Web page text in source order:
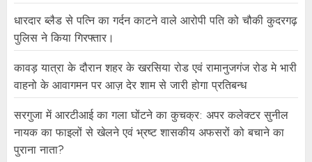
धारदार ब्लैड से पत्नि का गर्दन काटने वाले आरोपी पति को चौकी कुदरगढ़
पुलिस ने किया गिरफ्तार।
कावड़ यात्रा के दौरान शहर के खरसिया रोड एवं रामानुजगंज रोड मे भारी
वाहनो के आवागमन पर आज़ देर शाम से जारी होगा प्रतिबन्ध
सरगुजा में आरटीआई का गला घोंटने का कुचक्र: अपर कलेक्टर सुनील
नायक का फाइलों से खेलने एवं भ्रष्ट शासकीय अफसरों को बचाने का
पुराना नाता?